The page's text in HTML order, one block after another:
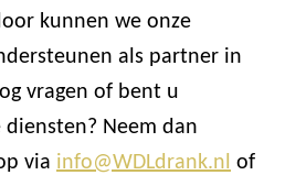
kunnen we onze
als partner in
vragen of bent u
Neem dan
via info@WDLdrank.nl of